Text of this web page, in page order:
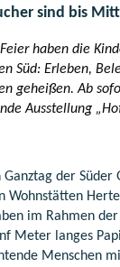
sind bis
haben die
Süd: Erleben,
geheißen. Ab
Ausstellung
der
Wohnstätten
im Rahmen
Meter langes
Menschen